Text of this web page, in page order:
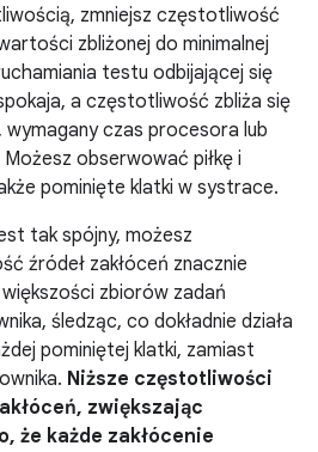
zmniejsz częstotliwość
zbliżonej do minimalnej
testu odbijającej się
a częstotliwość zbliża się
czas procesora lub
obserwować piłkę i
pominięte klatki w systrace.
tak spójny, możesz
źródeł zakłóceń znacznie
zbiorów zadań
śledząc, co dokładnie działa
pominiętej klatki, zamiast
Niższe częstotliwości
zwiększając
że każde zakłócenie